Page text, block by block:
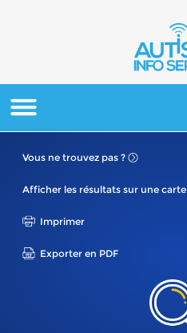
Vous ne trouvez pas ?
Afficher les résultats sur une carte
Imprimer
Exporter en PDF